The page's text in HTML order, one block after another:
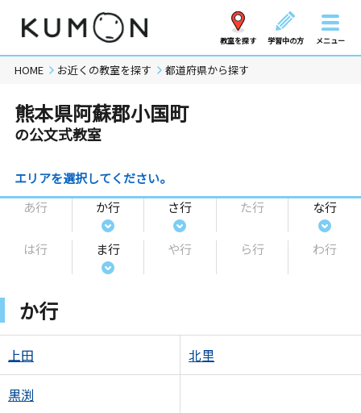
教室を探す 学習中の方 メニュー
HOME お近くの教室を探す 都道府県から探す
熊本県阿蘇郡小国町
の公文式教室
エリアを選択してください。
あ行
か行 さ行 た行 な行
は行 ま行 や行 ら行 わ行
か行
上田 北里
黒渕